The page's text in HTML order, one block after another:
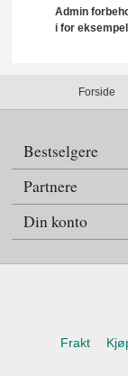
Admin
i for
Forside
Bestselgere
Partnere
Din konto
Frakt